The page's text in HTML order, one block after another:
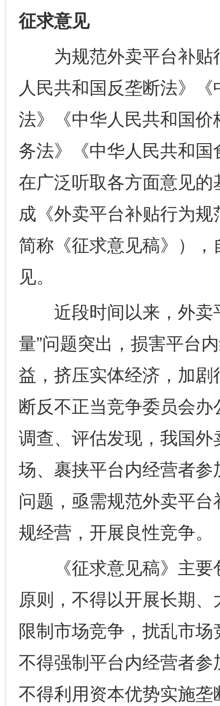
征求意见
为规范外卖平台补贴
人民共和国反垄断法》
法》《中华人民共和国
务法》《中华人民共和
在广泛听取各方面意见
成《外卖平台补贴行为
简称《征求意见稿》）
见。
近段时间以来，外卖
量”问题突出，损害平台
益，挤压实体经济，加剧
断反不正当竞争委员会
调查、评估发现，我国
场、裹挟平台内经营者
问题，亟需规范外卖平
规经营，开展良性竞争。
《征求意见稿》主要
原则，不得以开展长期
限制市场竞争，扰乱市
不得强制平台内经营者
不得利用资本优势实施